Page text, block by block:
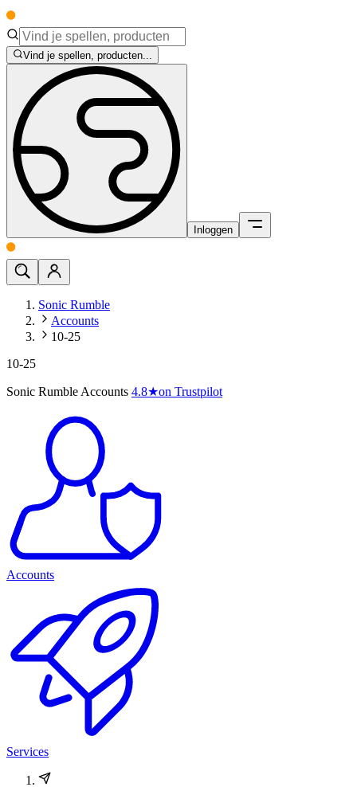
Vind je spellen, producten...
Inloggen
Sonic Rumble
Accounts
10-25
10-25
Sonic Rumble Accounts 4.8★on Trustpilot
Accounts
Services